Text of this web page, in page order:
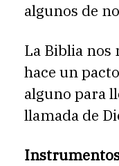
algunos de
La Biblia nos
hace un
alguno para
llamada de